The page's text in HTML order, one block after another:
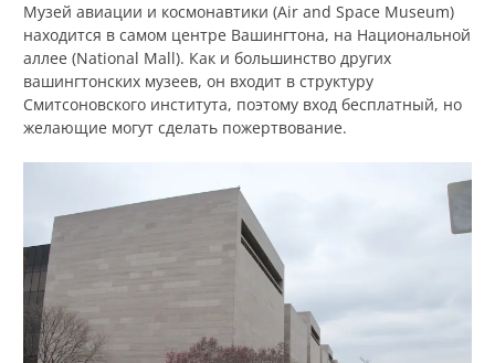
Музей авиации и космонавтики (Air and Space Museum)
находится в самом центре Вашингтона, на Национальной
аллее (National Mall). Как и большинство других
вашингтонских музеев, он входит в структуру
Смитсоновского института, поэтому вход бесплатный, но
желающие могут сделать пожертвование.